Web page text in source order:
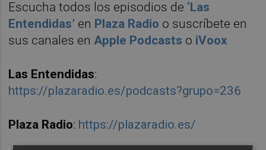
Escucha todos los episodios de ‘Las
Entendidas’ en Plaza Radio o suscríbete en
sus canales en Apple Podcasts o iVoox
Las Entendidas:
https://plazaradio.es/podcasts?grupo=236
Plaza Radio: https://plazaradio.es/